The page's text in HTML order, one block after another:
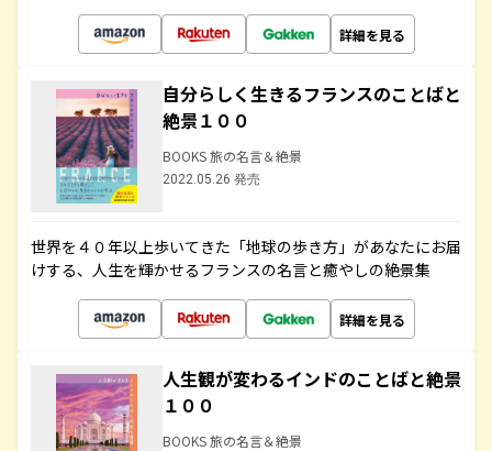
詳細を見る
自分らしく生きるフランスのことばと
絶景１００
BOOKS 旅の名言＆絶景
2022.05.26 発売
世界を４０年以上歩いてきた「地球の歩き方」があなたにお届
けする、人生を輝かせるフランスの名言と癒やしの絶景集
詳細を見る
人生観が変わるインドのことばと絶景
１００
BOOKS 旅の名言＆絶景